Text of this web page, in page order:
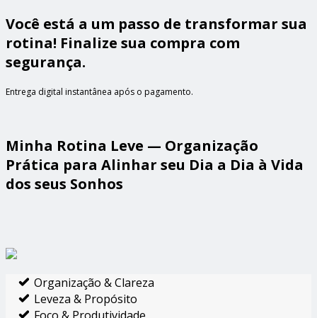
Você está a um passo de transformar sua
rotina! Finalize sua compra com
segurança.
Entrega digital instantânea após o pagamento.
Minha Rotina Leve — Organização
Prática para Alinhar seu Dia a Dia à Vida
dos seus Sonhos
Organização & Clareza
Leveza & Propósito